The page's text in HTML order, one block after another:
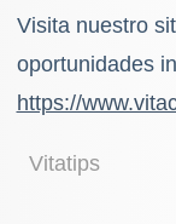
Visita nuestro
oportunidades
⁠https://
Vitatips